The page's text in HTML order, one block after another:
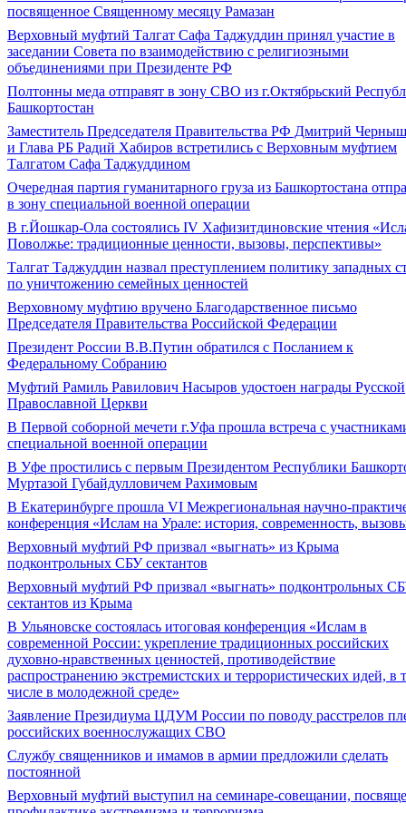
посвященное Священному месяцу Рамазан
Верховный муфтий Талгат Сафа Таджуддин принял участие в
заседании Совета по взаимодействию с религиозными
объединениями при Президенте РФ
Полтонны меда отправят в зону СВО из г.Октябрьский
Башкортостан
Заместитель Председателя Правительства РФ Дмитрий
и Глава РБ Радий Хабиров встретились с Верховным муфтием
Талгатом Сафа Таджуддином
Очередная партия гуманитарного груза из Башкортостана
в зону специальной военной операции
В г.Йошкар-Ола состоялись IV Хафизитдиновские чтения
Поволжье: традиционные ценности, вызовы, перспективы»
Талгат Таджуддин назвал преступлением политику западных
по уничтожению семейных ценностей
Верховному муфтию вручено Благодарственное письмо
Председателя Правительства Российской Федерации
Президент России В.В.Путин обратился с Посланием к
Федеральному Собранию
Муфтий Рамиль Равилович Насыров удостоен награды Русской
Православной Церкви
В Первой соборной мечети г.Уфа прошла встреча с
специальной военной операции
В Уфе простились с первым Президентом Республики
Муртазой Губайдулловичем Рахимовым
В Екатеринбурге прошла VI Межрегиональная научно-
конференция «Ислам на Урале: история, современность,
Верховный муфтий РФ призвал «выгнать» из Крыма
подконтрольных СБУ сектантов
Верховный муфтий РФ призвал «выгнать» подконтрольных
сектантов из Крыма
В Ульяновске состоялась итоговая конференция «Ислам в
современной России: укрепление традиционных российских
духовно-нравственных ценностей, противодействие
распространению экстремистских и террористических идей, в
числе в молодежной среде»
Заявление Президиума ЦДУМ России по поводу расстрелов
российских военнослужащих СВО
Службу священников и имамов в армии предложили сделать
постоянной
Верховный муфтий выступил на семинаре-совещании,